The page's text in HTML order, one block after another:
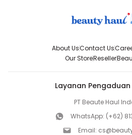
About UsContact Us
Our StoreReseller
Layanan
PT Beaute Haul
WhatsApp: (+62)
Email: